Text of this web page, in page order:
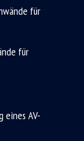
für
für
eines AV-